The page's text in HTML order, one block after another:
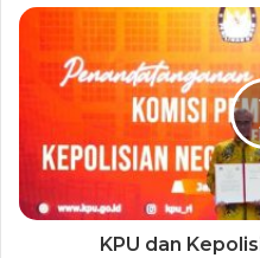
KPU dan